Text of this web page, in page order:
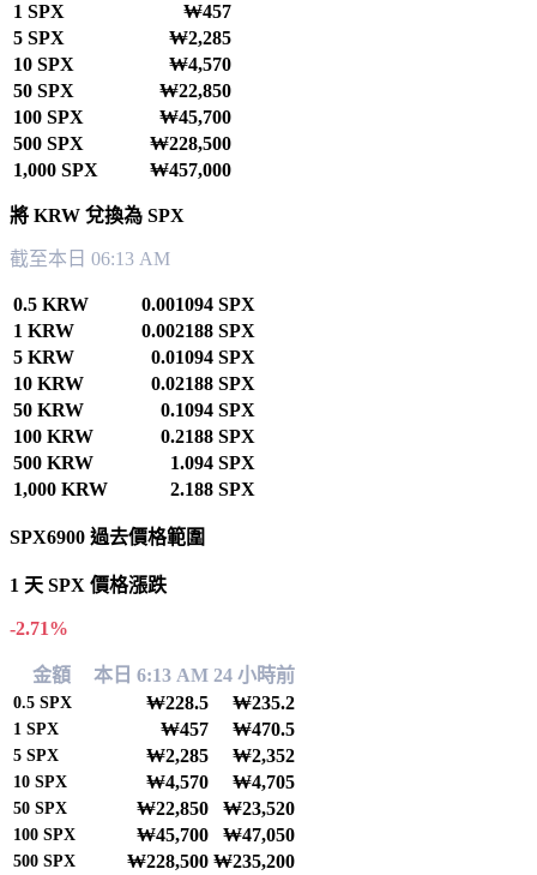
1 SPX
₩457
5 SPX
₩2,285
10 SPX
₩4,570
50 SPX
₩22,850
100 SPX
₩45,700
500 SPX
₩228,500
1,000 SPX
₩457,000
將 KRW 兌換為 SPX
截至本日 06:13 AM
0.5 KRW
0.001094 SPX
1 KRW
0.002188 SPX
5 KRW
0.01094 SPX
10 KRW
0.02188 SPX
50 KRW
0.1094 SPX
100 KRW
0.2188 SPX
500 KRW
1.094 SPX
1,000 KRW
2.188 SPX
SPX6900 過去價格範圍
1 天 SPX 價格漲跌
-2.71%
金額 本日 6:13 AM 24 小時前
0.5 SPX ₩228.5 ₩235.2
1 SPX ₩457 ₩470.5
5 SPX ₩2,285 ₩2,352
10 SPX ₩4,570 ₩4,705
50 SPX ₩22,850 ₩23,520
100 SPX ₩45,700 ₩47,050
500 SPX ₩228,500 ₩235,200